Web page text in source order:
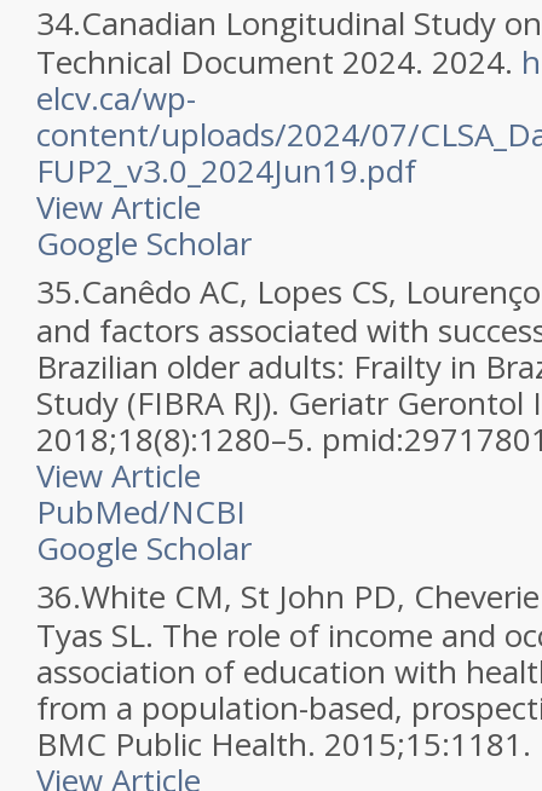
34.Canadian Longitudinal Study
Technical Document 2024. 2024.
elcv.ca/wp-
content/uploads/2024/07/
FUP2_v3.0_2024Jun19.pdf
View Article
Google Scholar
35.Canêdo AC, Lopes CS,
and factors associated with
Brazilian older adults: Frailty in
Study (FIBRA RJ). Geriatr Gerontol
2018;18(8):1280–5.
View Article
PubMed/NCBI
Google Scholar
36.White CM, St John PD,
Tyas SL. The role of income and
association of education with
from a population-based,
BMC Public Health.
View Article